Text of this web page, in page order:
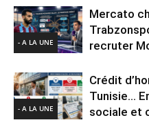
- A LA UNE
Mercato
recruter
- A LA UNE
Crédit
Tunisie…
sociale et